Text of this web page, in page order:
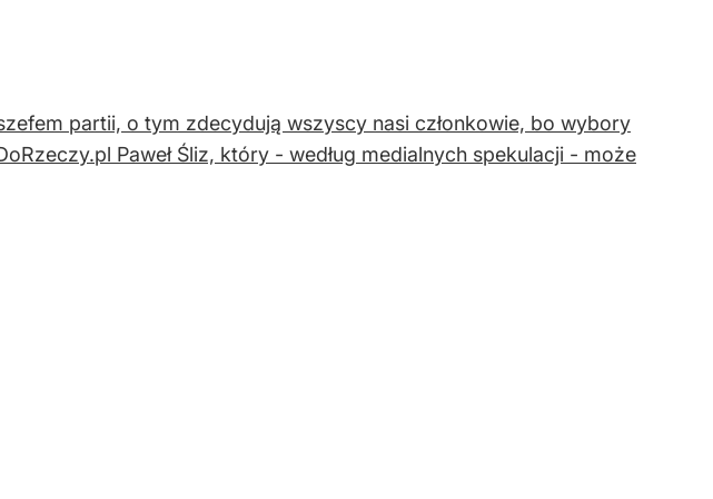
partii, o tym zdecydują wszyscy nasi członkowie, bo wybory
Paweł Śliz, który - według medialnych spekulacji - może